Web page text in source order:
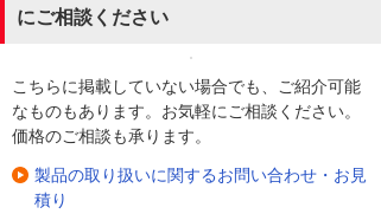
にご相談ください
こちらに掲載していない場合でも、ご紹介可能
なものもあります。お気軽にご相談ください。
価格のご相談も承ります。
製品の取り扱いに関するお問い合わせ・お見
積り